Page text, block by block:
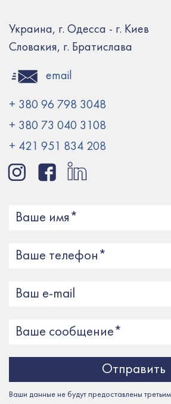
Украина, г. Одесса - г. Киев
Словакия, г. Братислава
email
+ 380 96 798 3048
+ 380 73 040 3108
+ 421 951 834 208
Ваши данные не будут предоставлены